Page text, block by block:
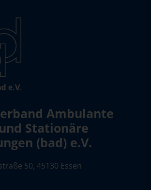
Ambulante
Stationäre
(bad) e.V.
50, 45130 Essen